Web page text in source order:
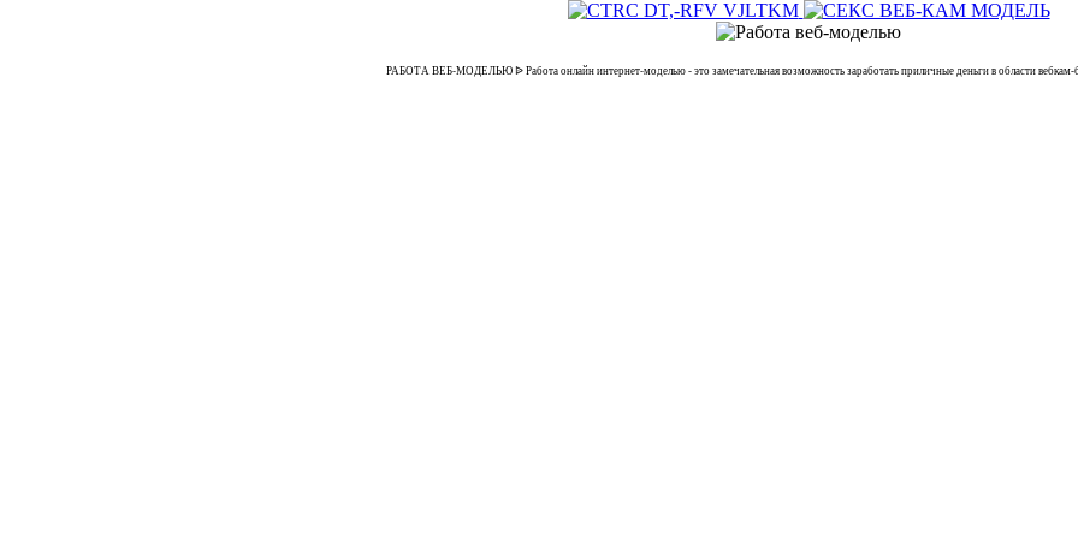
РАБОТА ВЕБ-МОДЕЛЬЮ ᐉ Работа онлайн интернет-моделью - это замечательная возможность заработать приличные деньги в области вебкам-